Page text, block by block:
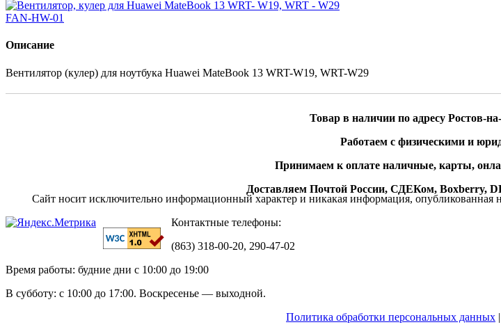
Описание
Вентилятор (кулер) для ноутбука Huawei MateBook 13 WRT-W19, WRT-W29
Товар в наличии по адресу Ростов-
Работаем с физическими и
Принимаем к оплате наличные, карты,
Доставляем Почтой России, СДЕКом, Boxberry,
Сайт носит исключительно информационный характер и никакая информация,
Контактные телефоны:
(863) 318-00-20, 290-47-02
Время работы: будние дни с 10:00 до 19:00
В субботу: с 10:00 до 17:00. Воскресенье — выходной.
Политика обработки персональных данных |